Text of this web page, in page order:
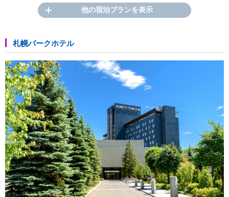
他の宿泊プランを表示
札幌パークホテル